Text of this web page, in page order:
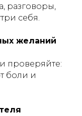
разговоры,
себя.
желаний
проверяйте:
боли и